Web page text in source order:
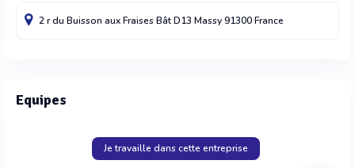
2 r du Buisson aux Fraises Bât D13 Massy91300France
Equipes
Je travaille dans cette entreprise